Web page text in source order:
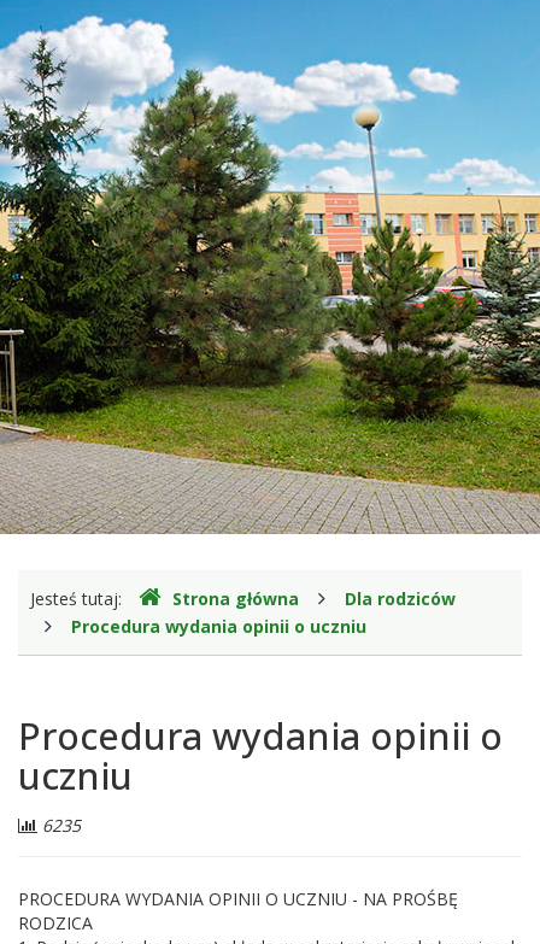
Gdzie
jesteśmy
Jesteś tutaj: Strona główna
Dla rodziców
Procedura wydania opinii o uczniu
Procedura wydania opinii o
uczniu
Liczba
6235
PROCEDURA WYDANIA OPINII O UCZNIU - NA PROŚBĘ
RODZICA